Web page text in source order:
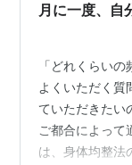
月に一度、自
「どれくらい
よくいただく質
ていただきたい
ご都合によって
は、身体均整法